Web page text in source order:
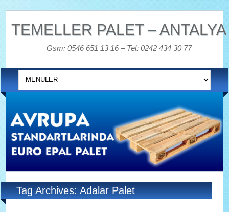
TEMELLER PALET – ANTALYA
Gsm: 0546 651 13 16 – Tel: 0242 434 30 77
Tag Archives: Adalar Palet